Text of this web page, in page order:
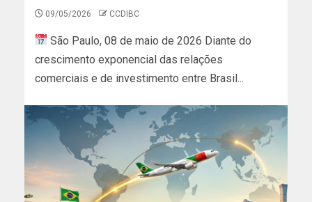
09/05/2026 CCDIBC
São Paulo, 08 de maio de 2026 Diante do
crescimento exponencial das relações
comerciais e de investimento entre Brasil...